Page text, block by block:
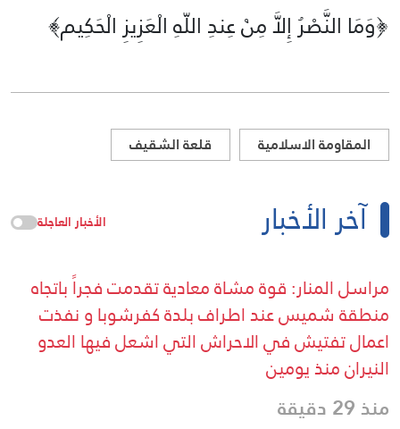
﴿وَمَا النَّصْرُ إِلاَّ مِنْ عِندِ اللّهِ الْعَزِيزِ الْحَكِيم﴾‏
المقاومة الاسلامية قلعة الشقيف
آخر الأخبار الأخبار العاجلة
مراسل المنار: قوة مشاة معادية تقدمت فجراً باتجاه
منطقة شميس عند اطراف بلدة كفرشوبا و نفذت
اعمال تفتيش في الاحراش التي اشعل فيها العدو
النيران منذ يومين
منذ 29 دقيقة